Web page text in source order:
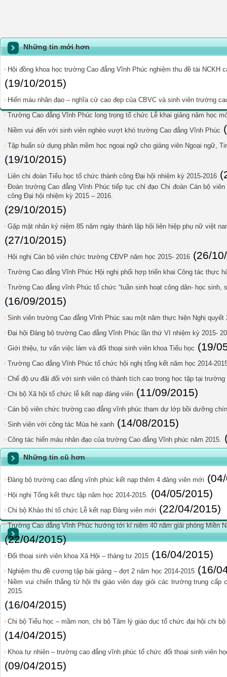
Những tin mới hơn
Hội đồng khoa học trường Cao đẳng Vĩnh Phúc nghiệm thu đề tài NCKH
(19/10/2015)
Hiến máu nhân đạo – nghĩa cử cao đẹp của CBVC và sinh viên trường
Trường Cao đẳng Vĩnh Phúc long trọng tổ chức Lễ khai giảng năm học
Niềm vui đến với sinh viên nghèo vượt khó trường Cao đẳng Vĩnh Phúc
Tập huấn sử dụng phần mềm học ngoại ngữ cho giảng viên Ngoại ngữ,
(19/10/2015)
Liên chi đoàn Tiểu học tổ chức thành công Đại hội nhiệm kỳ 2015-2016
Đoàn trường Cao đẳng Vĩnh Phúc tiếp tục chỉ đạo Chi đoàn Cán bộ
công Đại hội nhiệm kỳ 2015 – 2016.
(29/10/2015)
Gặp mặt nhân kỷ niệm 85 năm ngày thành lập hội liên hiệp phụ nữ việt
(27/10/2015)
Hội nghị Cán bộ viên chức trường CĐVP năm học 2015- 2016 (26/
Trường Cao đẳng Vĩnh Phúc Hội nghị phối hợp triển khai Công tác thực
Trường Cao đẳng vĩnh Phúc tổ chức “tuần sinh hoạt công dân- học sinh,
(16/09/2015)
Sinh viên trường Cao đẳng Vĩnh Phúc sau một năm thực hiện Nghị quyết
Đại hội Đảng bộ trường Cao đẳng Vĩnh Phúc lần thứ VI nhiệm kỳ 2015-
Giới thiệu, tư vấn việc làm và đối thoại sinh viên khoa Tiểu học (19/
Trường Cao đẳng Vĩnh Phúc tổ chức hội nghị tổng kết năm học 2014-
Chế độ ưu đãi đối với sinh viên có thành tích cao trong học tập tại trường
Chi bộ Xã hội tổ chức lễ kết nạp đảng viên (11/09/2015)
Cán bộ viên chức trường cao đẳng vĩnh phúc tham dự lớp bồi dưỡng
Sinh viên với công tác Mùa hè xanh (14/08/2015)
Công tác hiến máu nhân đạo của trường Cao đẳng Vĩnh phúc năm 2015.
Những tin cũ hơn
Đảng bộ trường cao đẳng vĩnh phúc kết nạp thêm 4 đảng viên mới
Hội nghị Tổng kết thực tập năm học 2014-2015. (04/05/2015)
Chi bộ Khảo thí tổ chức Lễ kết nạp Đảng viên mới (22/04/2015)
Trường Cao đẳng Vĩnh Phúc hướng tới kỉ niệm 40 năm giải phóng Miền
(22/04/2015)
Đối thoại sinh viên khoa Xã Hội – tháng tư 2015 (16/04/2015)
Nghiệm thu đề cương tập bài giảng – đợt 2 năm học 2014-2015 (16/
Niềm vui chiến thắng từ hội thi giáo viên dạy giỏi các trường trung cấp
2015.
(16/04/2015)
Chi bộ Tiểu học – mầm non, chi bộ Tâm lý giáo dục tổ chức đại hội chi
(14/04/2015)
Khoa tự nhiên – trường cao đẳng vĩnh phúc tổ chức đối thoại sinh viên
(09/04/2015)